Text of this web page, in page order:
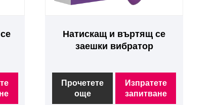
Натискащ и въртящ се
заешки вибратор
Прочетете
още
Изпратете
запитване